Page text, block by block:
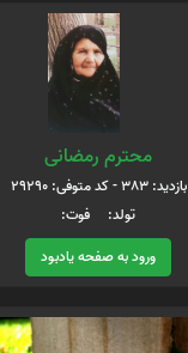
محترم رمضانی
بازدید: 383 - کد متوفی: 29290
تولد: فوت:
ورود به صفحه یادبود